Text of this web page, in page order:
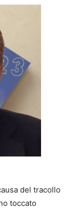
del tracollo
toccato